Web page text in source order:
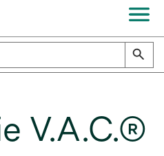
V.A.C.®